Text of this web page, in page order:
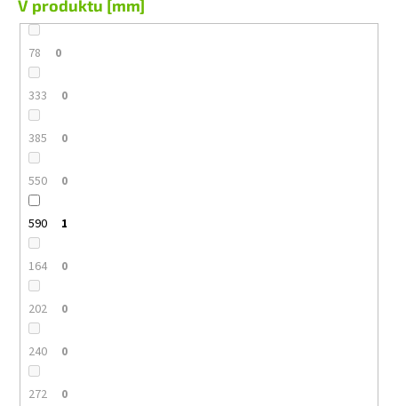
V produktu [mm]
78 0
333 0
385 0
550 0
590 1
164 0
202 0
240 0
272 0